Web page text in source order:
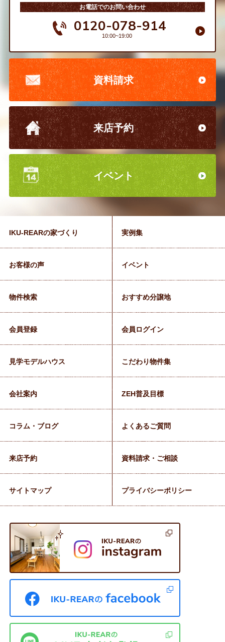
お電話でのお問い合わせ
0120-078-914
10:00~19:00
資料請求
来店予約
イベント
IKU-REARの家づくり 実例集
お客様の声 イベント
物件検索 おすすめ分譲地
会員登録 会員ログイン
見学モデルハウス こだわり物件集
会社案内 ZEH普及目標
コラム・ブログ よくあるご質問
来店予約 資料請求・ご相談
サイトマップ プライバシーポリシー